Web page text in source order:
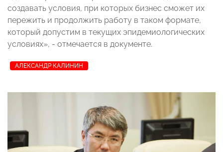
создавать условия, при которых бизнес сможет их
пережить и продолжить работу в таком формате,
который допустим в текущих эпидемиологических
условиях», - отмечается в документе.
АЛЕКСАНДР КАЛИНИН